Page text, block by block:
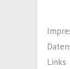
Links